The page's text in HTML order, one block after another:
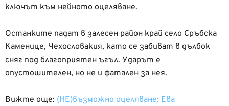
ключът към нейното оцеляване.
Останките падат в залесен район край село Сръбска
Каменице, Чехословакия, като се забиват в дълбок
сняг под благоприятен ъгъл. Ударът е
опустошителен, но не и фатален за нея.
Вижте още: (НЕ)възможно оцеляване: Ева